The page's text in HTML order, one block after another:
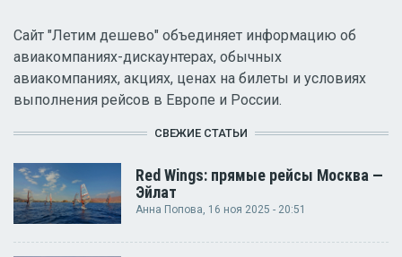
Сайт "Летим дешево" объединяет информацию об
авиакомпаниях-дискаунтерах, обычных
авиакомпаниях, акциях, ценах на билеты и условиях
выполнения рейсов в Европе и России.
СВЕЖИЕ СТАТЬИ
Red Wings: прямые рейсы Москва —
Эйлат
Анна Попова, 16 ноя 2025 - 20:51